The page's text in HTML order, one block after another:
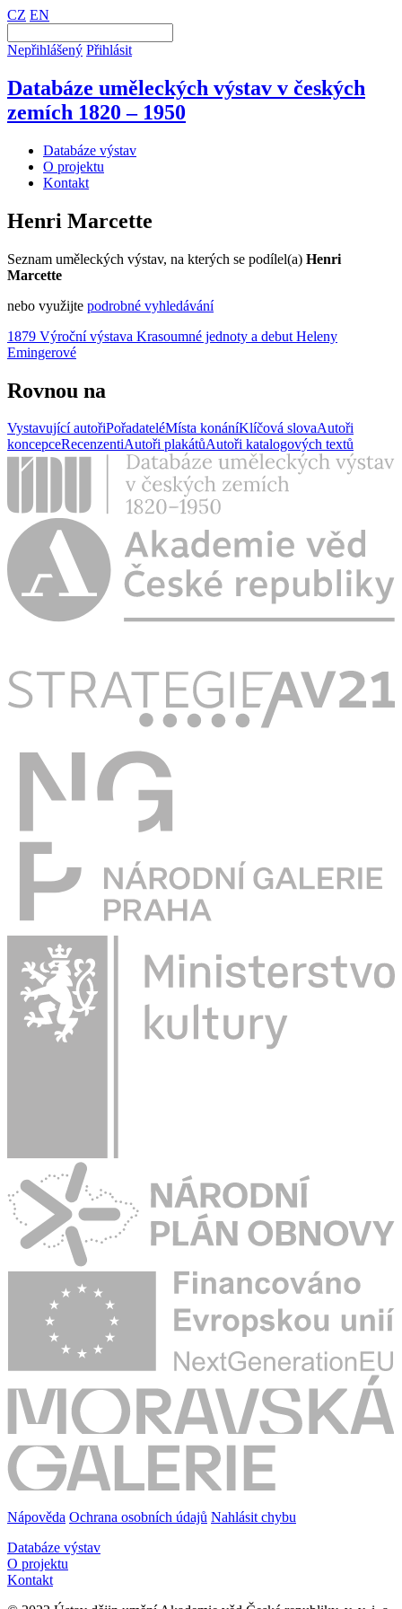
CZ EN
Nepřihlášený Přihlásit
Databáze uměleckých výstav v českých
zemích 1820 – 1950
Databáze výstav
O projektu
Kontakt
Henri Marcette
Seznam uměleckých výstav, na kterých se podílel(a) Henri
Marcette
nebo využijte podrobné vyhledávání
1879 Výroční výstava Krasoumné jednoty a debut Heleny
Emingerové
Rovnou na
Vystavující autořiPořadateléMísta konáníKlíčová slovaAutoři
koncepceRecenzentiAutoři plakátůAutoři katalogových textů
Nápověda Ochrana osobních údajů Nahlásit chybu
Databáze výstav
O projektu
Kontakt